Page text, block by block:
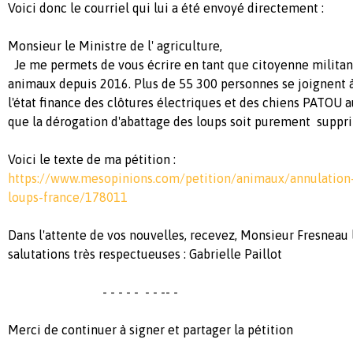
Voici donc le courriel qui lui a été envoyé directement :
Monsieur le Ministre de l' agriculture,
Je me permets de vous écrire en tant que citoyenne
animaux depuis 2016. Plus de 55 300 personnes se joignent
l'état finance des clôtures électriques et des chiens PATOU
que la dérogation d'abattage des loups soit purement
Voici le texte de ma pétition :
https://www.mesopinions.com/petition/animaux/
loups-france/178011
Dans l'attente de vos nouvelles, recevez, Monsieur
salutations très respectueuses : Gabrielle Paillot
- - - - - - - -- -
Merci de continuer à signer et partager la pétition